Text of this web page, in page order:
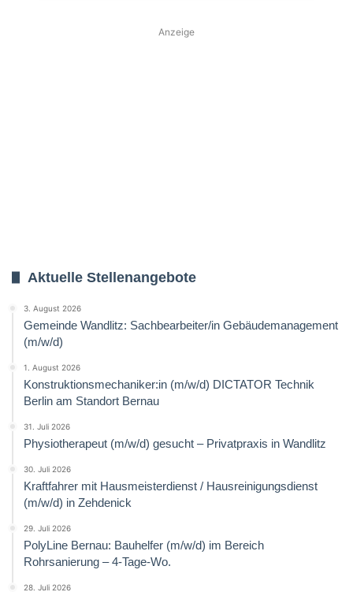
Anzeige
Aktuelle Stellenangebote
3. August 2026
Gemeinde Wandlitz: Sachbearbeiter/in Gebäudemanagement
(m/w/d)
1. August 2026
Konstruktionsmechaniker:in (m/w/d) DICTATOR Technik
Berlin am Standort Bernau
31. Juli 2026
Physiotherapeut (m/w/d) gesucht – Privatpraxis in Wandlitz
30. Juli 2026
Kraftfahrer mit Hausmeisterdienst / Hausreinigungsdienst
(m/w/d) in Zehdenick
29. Juli 2026
PolyLine Bernau: Bauhelfer (m/w/d) im Bereich
Rohrsanierung – 4-Tage-Wo.
28. Juli 2026